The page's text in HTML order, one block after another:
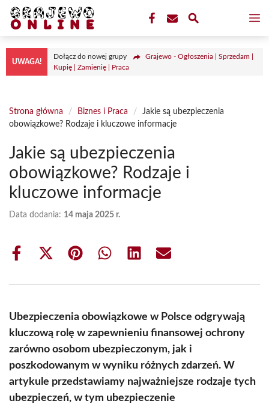
Przejdź
treści
UWAGA!
Dołącz do nowej grupy
Grajewo - Ogłoszenia | Sprzedam |
Kupię | Zamienię | Praca
Strona główna / Biznes i Praca /
Jakie są ubezpieczenia
obowiązkowe? Rodzaje i kluczowe informacje
Jakie są ubezpieczenia
obowiązkowe? Rodzaje i
kluczowe informacje
Data dodania: 14 maja 2025 r.
Share
Share
(Twitter)
Share Share Share Share
Ubezpieczenia obowiązkowe w Polsce odgrywają
kluczową rolę w zapewnieniu finansowej ochrony
zarówno osobom ubezpieczonym, jak i
poszkodowanym w wyniku różnych zdarzeń. W
artykule przedstawiamy najważniejsze rodzaje tych
ubezpieczeń, w tym ubezpieczenie